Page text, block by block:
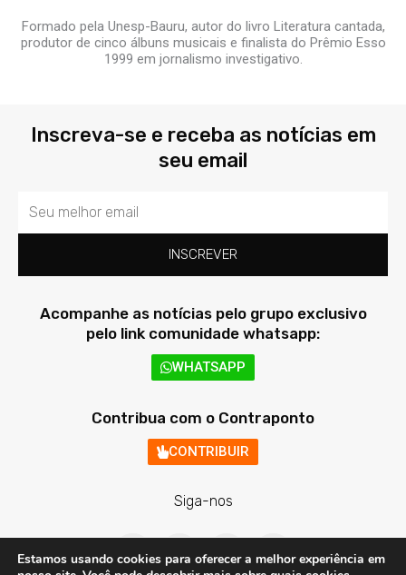
Formado pela Unesp-Bauru, autor do livro Literatura cantada,
produtor de cinco álbuns musicais e finalista do Prêmio Esso
1999 em jornalismo investigativo.
Inscreva-se e receba as notícias em
seu email
Email
INSCREVER
Acompanhe as notícias pelo grupo exclusivo
pelo link comunidade whatsapp:
WHATSAPP
Contribua com o Contraponto
CONTRIBUIR
Siga-nos
F
a
c
T
w
i
I
n
s
Y
o
u
Estamos usando cookies para oferecer a melhor experiência em